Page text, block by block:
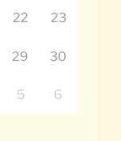
22 23
29 30
5 6